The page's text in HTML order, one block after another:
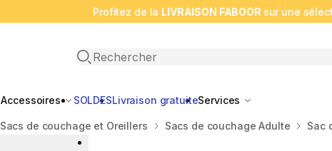
Profitez de la LIVRAISON FABOOR sur une
Open search
Accessoires SOLDESLivraison gratuiteServices
Sacs de couchage et Oreillers Sacs de couchage Adulte Sac